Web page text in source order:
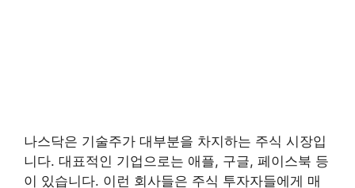
나스닥은 기술주가 대부분을 차지하는 주식 시장입
니다. 대표적인 기업으로는 애플, 구글, 페이스북 등
이 있습니다. 이런 회사들은 주식 투자자들에게 매